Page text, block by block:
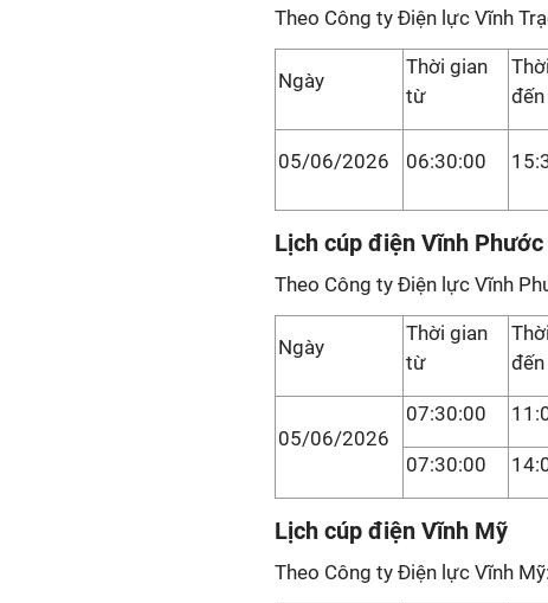
Theo Công ty Điện lực Vĩnh
Ngày
Thời gian
từ
đến
05/06/2026 06:30:00
Lịch cúp điện Vĩnh Phước
Theo Công ty Điện lực Vĩnh
Ngày
Thời gian
từ
đến
05/06/2026
07:30:00
07:30:00
Lịch cúp điện Vĩnh Mỹ
Theo Công ty Điện lực Vĩnh Mỹ: